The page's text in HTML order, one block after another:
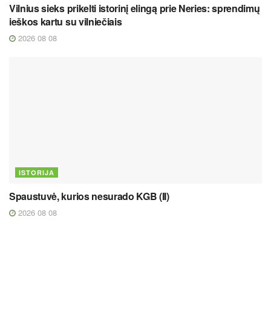
Vilnius sieks prikelti istorinį elingą prie Neries: sprendimų
ieškos kartu su vilniečiais
2026 08 08
ISTORIJA
Spaustuvė, kurios nesurado KGB (II)
2026 08 08